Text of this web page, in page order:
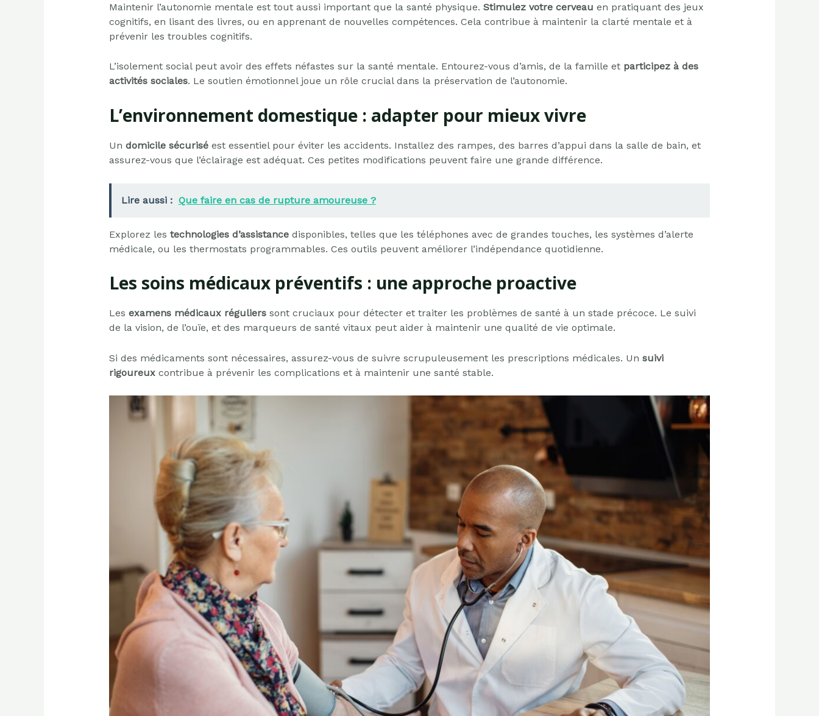
Maintenir l’autonomie mentale est tout aussi important que la santé physique. Stimulez votre cerveau en pratiquant des jeux
cognitifs, en lisant des livres, ou en apprenant de nouvelles compétences. Cela contribue à maintenir la clarté mentale et à
prévenir les troubles cognitifs.
L’isolement social peut avoir des effets néfastes sur la santé mentale. Entourez-vous d’amis, de la famille et participez à des
activités sociales. Le soutien émotionnel joue un rôle crucial dans la préservation de l’autonomie.
L’environnement domestique : adapter pour mieux vivre
Un domicile sécurisé est essentiel pour éviter les accidents. Installez des rampes, des barres d’appui dans la salle de bain, et
assurez-vous que l’éclairage est adéquat. Ces petites modifications peuvent faire une grande différence.
Lire aussi : Que faire en cas de rupture amoureuse ?
Explorez les technologies d’assistancedisponibles, telles que les téléphones avec de grandes touches, les systèmes d’alerte
médicale, ou les thermostats programmables. Ces outils peuvent améliorer l’indépendance quotidienne.
Les soins médicaux préventifs : une approche proactive
Les examens médicaux réguliers sont cruciaux pour détecter et traiter les problèmes de santé à un stade précoce. Le suivi
de la vision, de l’ouïe, et des marqueurs de santé vitaux peut aider à maintenir une qualité de vie optimale.
Si des médicaments sont nécessaires, assurez-vous de suivre scrupuleusement les prescriptions médicales. Un suivi
rigoureuxcontribue à prévenir les complications et à maintenir une santé stable.